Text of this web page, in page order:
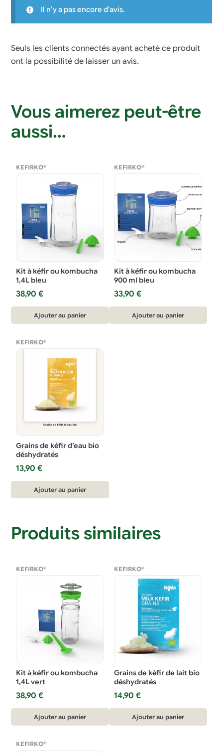
Il n’y a pas encore d’avis.
Seuls les clients connectés ayant acheté ce produit
ont la possibilité de laisser un avis.
Vous aimerez peut-être
aussi…
KEFIRKO®
Kit à kéfir ou kombucha
1,4L bleu
38,90€
Ajouter au panier
KEFIRKO®
Kit à kéfir ou kombucha
900 ml bleu
33,90 €
Ajouter au panier
KEFIRKO®
Grains de kéfir d’eau bio
déshydratés
13,90€
Ajouter au panier
Produits similaires
KEFIRKO®
Kit à kéfir ou kombucha
1,4L vert
38,90€
Ajouter au panier
KEFIRKO®
Grains de kéfir de lait bio
déshydratés
14,90 €
Ajouter au panier
KEFIRKO®